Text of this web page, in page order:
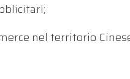
nel territorio